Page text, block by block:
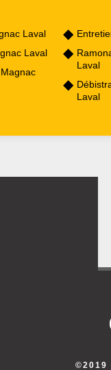
Laval
Laval
Laval
Laval
©2019